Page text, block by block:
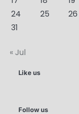
24
25 26
31
« Jul
Like us
Follow us